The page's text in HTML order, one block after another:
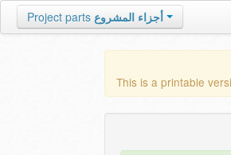
Project parts أجزاء المشروع
This is a printable